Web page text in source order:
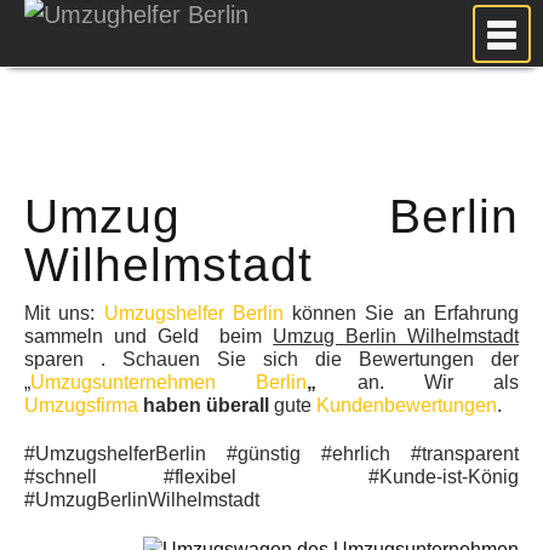
UMZUGSPLANUNG
WEITERE DIENSTLEISTUNGEN
AKTUELLES
BLOG
UMZUGSKOSTEN RECHNER
KUNDENMEINUNGEN
Umzug Berlin
Wilhelmstadt
Mit uns: Umzugshelfer Berlin können Sie an Erfahrung
sammeln und Geld beim Umzug Berlin Wilhelmstadt
sparen . Schauen Sie sich die Bewertungen der
„Umzugsunternehmen Berlin„ an. Wir als
Umzugsfirma haben überall gute Kundenbewertungen.
#UmzugshelferBerlin #günstig #ehrlich #transparent
#schnell #flexibel #Kunde-ist-König
#UmzugBerlinWilhelmstadt